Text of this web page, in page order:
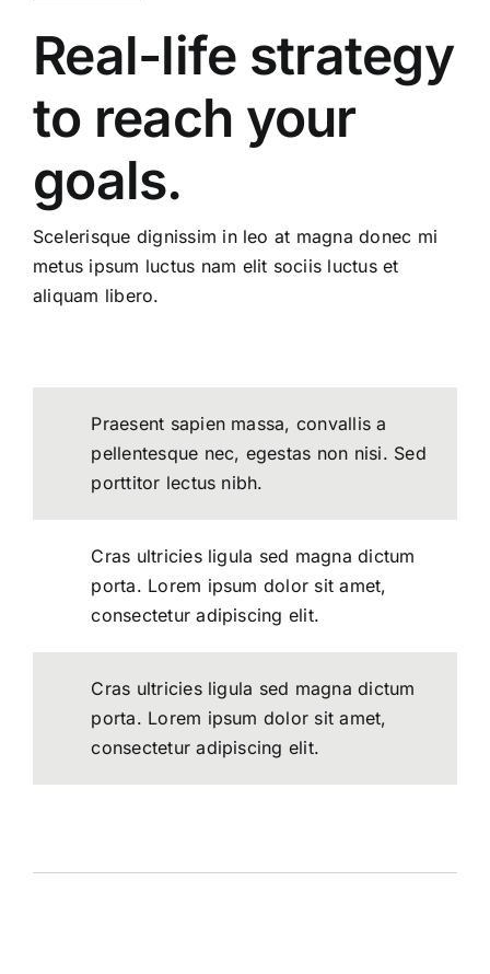
Real-life strategy
to reach your
goals.
Scelerisque dignissim in leo at magna donec mi
metus ipsum luctus nam elit sociis luctus et
aliquam libero.
Praesent sapien massa, convallis a
pellentesque nec, egestas non nisi. Sed
porttitor lectus nibh.
Cras ultricies ligula sed magna dictum
porta. Lorem ipsum dolor sit amet,
consectetur adipiscing elit.
Cras ultricies ligula sed magna dictum
porta. Lorem ipsum dolor sit amet,
consectetur adipiscing elit.